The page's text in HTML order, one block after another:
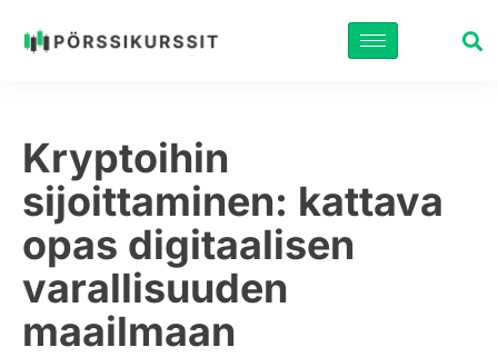
Siirry
Kryptoihin
sijoittaminen: kattava
opas digitaalisen
varallisuuden
maailmaan